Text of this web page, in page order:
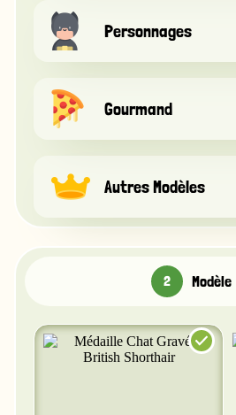
Personnages
Gourmand
Autres Modèles
Modèle